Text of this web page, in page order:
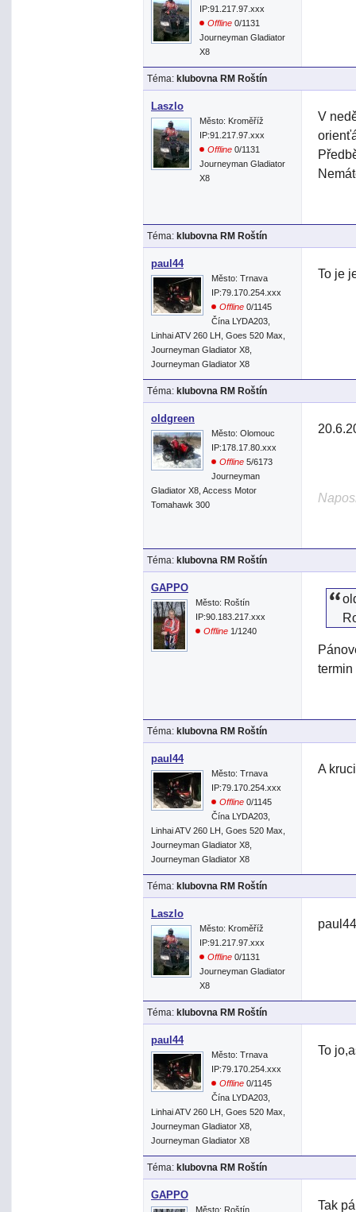
IP:91.217.97.xxx
Offline 0/1131
Journeyman Gladiator
X8
Téma: klubovna RM Roštín
Laszlo
Město: Kroměříž
IP:91.217.97.xxx
Offline 0/1131
Journeyman Gladiator
X8
V
Téma: klubovna RM Roštín
paul44
Město: Trnava
IP:79.170.254.xxx
Offline 0/1145
Čína LYDA203,
Linhai ATV 260 LH, Goes 520 Max,
Journeyman Gladiator X8,
Journeyman Gladiator X8
To je
Téma: klubovna RM Roštín
oldgreen
Město: Olomouc
IP:178.17.80.xxx
Offline 5/6173
Journeyman
Gladiator X8, Access Motor
Tomahawk 300
Téma: klubovna RM Roštín
GAPPO
Město: Roštín
IP:90.183.217.xxx
Offline 1/1240
Téma: klubovna RM Roštín
paul44
Město: Trnava
IP:79.170.254.xxx
Offline 0/1145
Čína LYDA203,
Linhai ATV 260 LH, Goes 520 Max,
Journeyman Gladiator X8,
Journeyman Gladiator X8
A
Téma: klubovna RM Roštín
Laszlo
Město: Kroměříž
IP:91.217.97.xxx
Offline 0/1131
Journeyman Gladiator
X8
Téma: klubovna RM Roštín
paul44
Město: Trnava
IP:79.170.254.xxx
Offline 0/1145
Čína LYDA203,
Linhai ATV 260 LH, Goes 520 Max,
Journeyman Gladiator X8,
Journeyman Gladiator X8
To
Téma: klubovna RM Roštín
GAPPO
Město: Roštín Tak